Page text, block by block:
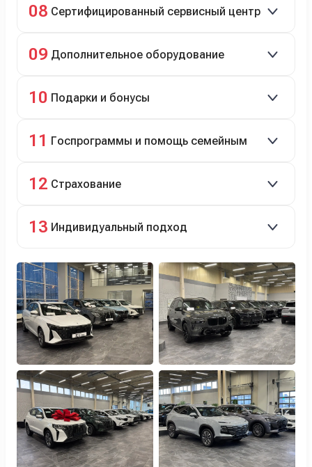
08 Сертифицированный сервисный центр
технический ремонт.
09 Дополнительное оборудование
10 Подарки и бонусы
программе лояльности.
11 Госпрограммы и помощь семейным
12 Страхование
бонусами для клиентов.
13 Индивидуальный подход
оформлением.